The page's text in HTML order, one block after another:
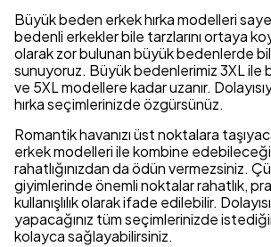
Büyük beden erkek hırka modelleri
bedenli erkekler bile tarzlarını ortaya
olarak zor bulunan büyük bedenlerde
sunuyoruz. Büyük bedenlerimiz 3XL ile
ve 5XL modellere kadar uzanır.
hırka seçimlerinizde özgürsünüz.
Romantik havanızı üst noktalara
erkek modelleri ile kombine
rahatlığınızdan da ödün vermezsiniz.
giyimlerinde önemli noktalar rahatlık,
kullanışlılık olarak ifade edilebilir.
yapacağınız tüm seçimlerinizde
kolayca sağlayabilirsiniz.